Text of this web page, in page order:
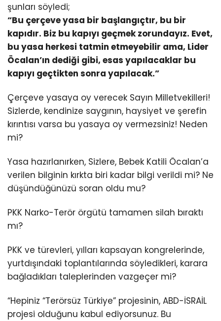
şunları söyledi;
“Bu çerçeve yasa bir başlangıçtır, bu bir
kapıdır. Biz bu kapıyı geçmek zorundayız. Evet,
bu yasa herkesi tatmin etmeyebilir ama, Lider
Öcalan’ın dediği gibi, esas yapılacaklar bu
kapıyı geçtikten sonra yapılacak.”
Çerçeve yasaya oy verecek Sayın Milletvekilleri!
Sizlerde, kendinize saygının, haysiyet ve şerefin
kırıntısı varsa bu yasaya oy vermezsiniz! Neden
mi?
Yasa hazırlanırken, Sizlere, Bebek Katili Öcalan’a
verilen bilginin kırkta biri kadar bilgi verildi mi? Ne
düşündüğünüzü soran oldu mu?
PKK Narko-Terör örgütü tamamen silah bıraktı
mı?
PKK ve türevleri, yılları kapsayan kongrelerinde,
yurtdışındaki toplantılarında söyledikleri, karara
bağladıkları taleplerinden vazgeçer mi?
“Hepiniz “Terörsüz Türkiye” projesinin, ABD-İSRAİL
projesi olduğunu kabul ediyorsunuz. Bu